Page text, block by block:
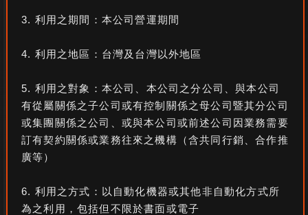
沾麵系 口味拉麵 味噌系 口味拉麵
願意 可能會 可能不會 不願意
問題與建議
3. 利用之期間：本公司營運期間
4. 利用之地區：台灣及台灣以外地區
5. 利用之對象：本公司、本公司之分公司、與本公司
有從屬關係之子公司或有控制關係之母公司暨其分公司
或集團關係之公司、或與本公司或前述公司因業務需要
訂有契約關係或業務往來之機構（含共同行銷、合作推
廣等）
6. 利用之方式：以自動化機器或其他非自動化方式所
為之利用，包括但不限於書面或電子